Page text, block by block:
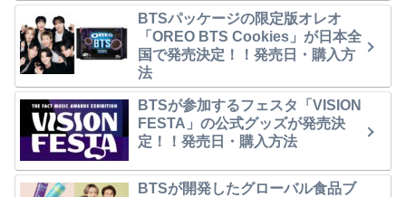
BTSパッケージの限定版オレオ
「OREO BTS Cookies」が日本全
国で発売決定！！発売日・購入方
法
BTSが参加するフェスタ「VISION
FESTA」の公式グッズが発売決
定！！発売日・購入方法
BTSが開発したグローバル食品ブ